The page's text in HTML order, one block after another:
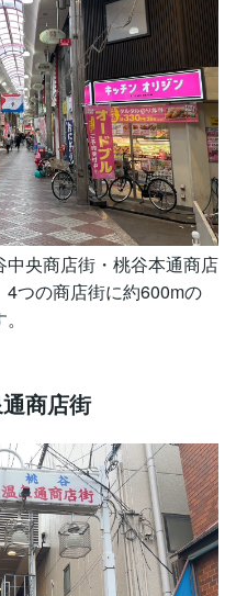
央商店街・桃谷本通商店
つの商店街に約600mの
商店街